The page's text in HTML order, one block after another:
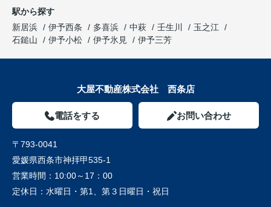
駅から探す
新居浜
伊予西条 多喜浜 中萩 壬生川
玉之江
石鎚山
伊予小松 伊予氷見 伊予三芳
大屋不動産株式会社 西条店
電話をする お問い合わせ
〒793-0041
愛媛県西条市神拝甲535-1
営業時間： 10:00～17：00
定休日： 水曜日・第1、第３日曜日・祝日